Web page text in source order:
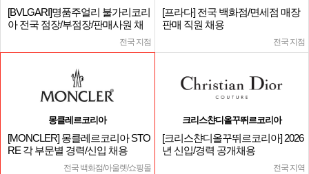
[BVLGARI]명품주얼리 불가리코리
아 전국 점장/부점장/판매사원 채
전국 지점
[프라다] 전국 백화점/면세점 매장
판매 직원 채용
전국 지점
몽클레르코리아
[MONCLER] 몽클레르코리아 STO
RE 각 부문별 경력/신입 채용
전국 백화점/아울렛/쇼핑몰
크리스챤디올꾸뛰르코리아
[크리스챤디올꾸뛰르코리아] 2026
년 신입/경력 공개채용
전국 지역